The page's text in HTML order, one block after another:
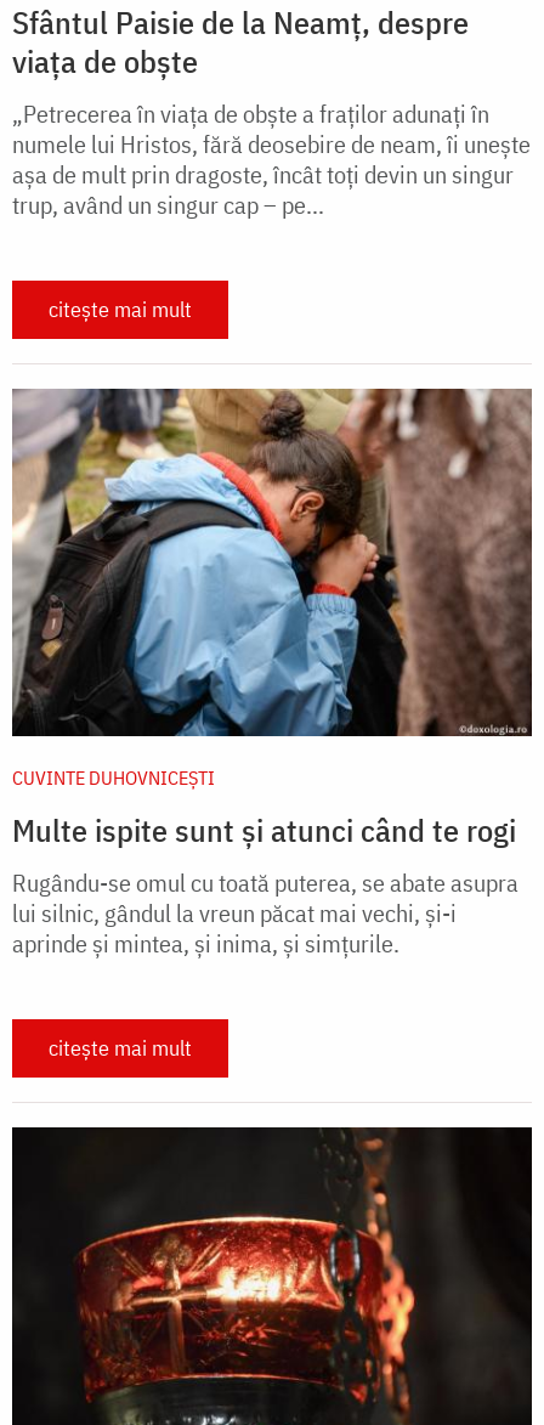
Sfântul Paisie de la Neamț, despre
viața de obște
„Petrecerea în viaţa de obşte a fraţilor adunaţi în
numele lui Hristos, fără deosebire de neam, îi uneşte
aşa de mult prin dragoste, încât toţi devin un singur
trup, având un singur cap – pe...
citește mai mult
CUVINTE DUHOVNICEȘTI
Multe ispite sunt și atunci când te rogi
Rugându-se omul cu toată puterea, se abate asupra
lui silnic, gândul la vreun păcat mai vechi, și-i
aprinde și mintea, și inima, și simțurile.
citește mai mult